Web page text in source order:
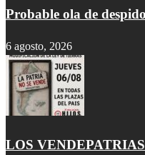
Probable ola de
6 agosto, 2026
LOS